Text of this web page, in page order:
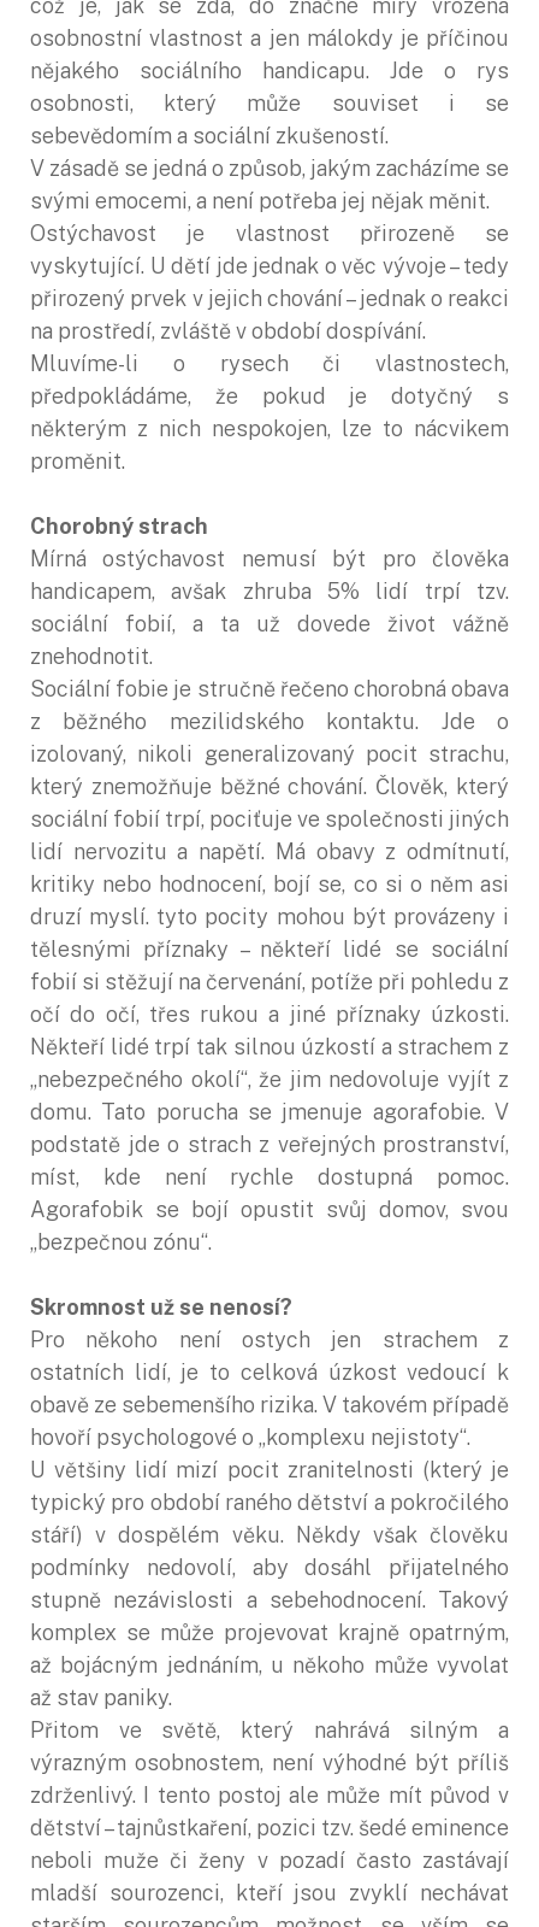
což je, jak se zdá, do značné míry vrozená
osobnostní vlastnost a jen málokdy je příčinou
nějakého sociálního handicapu. Jde o rys
osobnosti, který může souviset i se
sebevědomím a sociální zkušeností.
V zásadě se jedná o způsob, jakým zacházíme se
svými emocemi, a není potřeba jej nějak měnit.
Ostýchavost je vlastnost přirozeně se
vyskytující. U dětí jde jednak o věc vývoje – tedy
přirozený prvek v jejich chování – jednak o reakci
na prostředí, zvláště v období dospívání.
Mluvíme-li o rysech či vlastnostech,
předpokládáme, že pokud je dotyčný s
některým z nich nespokojen, lze to nácvikem
proměnit.
Chorobný strach
Mírná ostýchavost nemusí být pro člověka
handicapem, avšak zhruba 5% lidí trpí tzv.
sociální fobií, a ta už dovede život vážně
znehodnotit.
Sociální fobie je stručně řečeno chorobná obava
z běžného mezilidského kontaktu. Jde o
izolovaný, nikoli generalizovaný pocit strachu,
který znemožňuje běžné chování. Člověk, který
sociální fobií trpí, pociťuje ve společnosti jiných
lidí nervozitu a napětí. Má obavy z odmítnutí,
kritiky nebo hodnocení, bojí se, co si o něm asi
druzí myslí. tyto pocity mohou být provázeny i
tělesnými příznaky – někteří lidé se sociální
fobií si stěžují na červenání, potíže při pohledu z
očí do očí, třes rukou a jiné příznaky úzkosti.
Někteří lidé trpí tak silnou úzkostí a strachem z
„nebezpečného okolí“, že jim nedovoluje vyjít z
domu. Tato porucha se jmenuje agorafobie. V
podstatě jde o strach z veřejných prostranství,
míst, kde není rychle dostupná pomoc.
Agorafobik se bojí opustit svůj domov, svou
„bezpečnou zónu“.
Skromnost už se nenosí?
Pro někoho není ostych jen strachem z
ostatních lidí, je to celková úzkost vedoucí k
obavě ze sebemenšího rizika. V takovém případě
hovoří psychologové o „komplexu nejistoty“.
U většiny lidí mizí pocit zranitelnosti (který je
typický pro období raného dětství a pokročilého
stáří) v dospělém věku. Někdy však člověku
podmínky nedovolí, aby dosáhl přijatelného
stupně nezávislosti a sebehodnocení. Takový
komplex se může projevovat krajně opatrným,
až bojácným jednáním, u někoho může vyvolat
až stav paniky.
Přitom ve světě, který nahrává silným a
výrazným osobnostem, není výhodné být příliš
zdrženlivý. I tento postoj ale může mít původ v
dětství – tajnůstkaření, pozici tzv. šedé eminence
neboli muže či ženy v pozadí často zastávají
mladší sourozenci, kteří jsou zvyklí nechávat